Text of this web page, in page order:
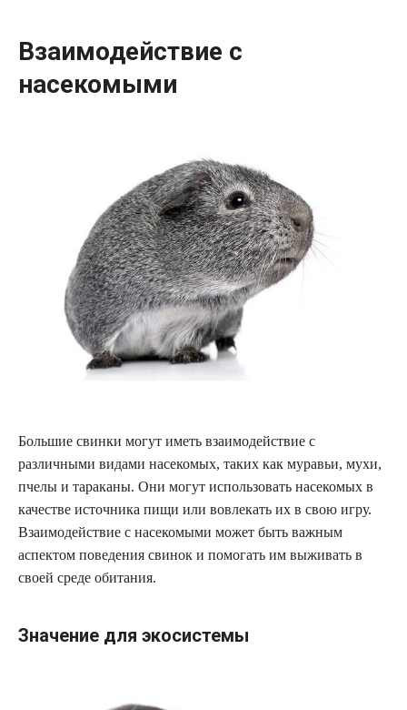
Взаимодействие с
насекомыми
Большие свинки могут иметь взаимодействие с
различными видами насекомых, таких как муравьи, мухи,
пчелы и тараканы. Они могут использовать насекомых в
качестве источника пищи или вовлекать их в свою игру.
Взаимодействие с насекомыми может быть важным
аспектом поведения свинок и помогать им выживать в
своей среде обитания.
Значение для экосистемы